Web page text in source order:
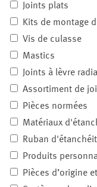
Joints plats
Kits de montage
Vis de culasse
Mastics
Joints à lèvre
Assortiment de
Pièces normées
Matériaux
Ruban
Produits
Pièces d’origine